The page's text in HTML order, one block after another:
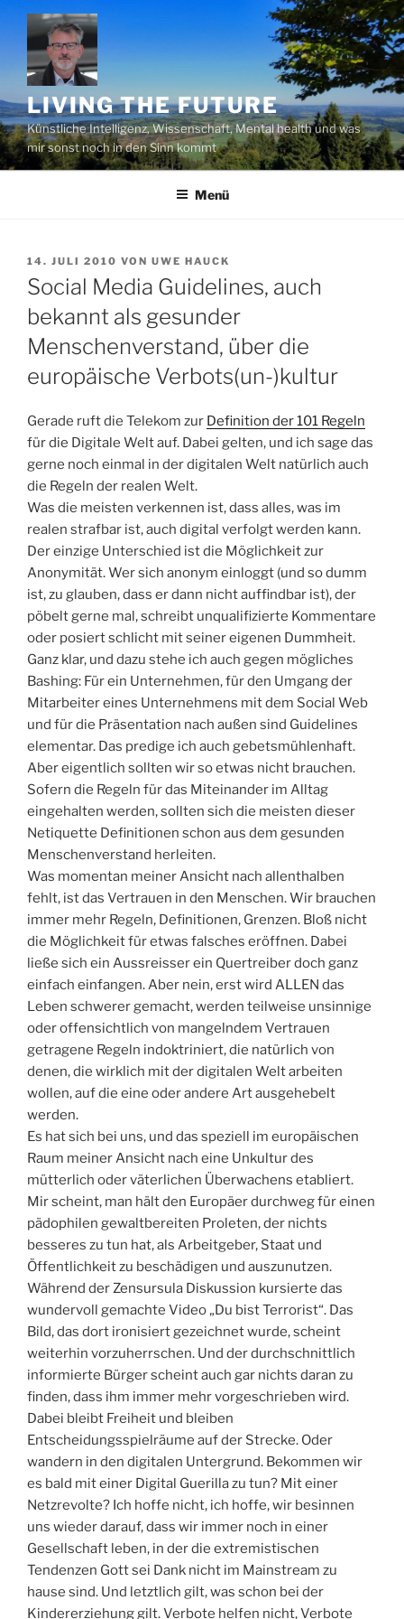
Zum
Inhalt
springen
LIVING THE FUTURE
Künstliche Intelligenz, Wissenschaft, Mental health und was
mir sonst noch in den Sinn kommt
Menü
VERÖFFENTLICHT
AM
14. JULI 2010 VON UWE HAUCK
Social Media Guidelines, auch
bekannt als gesunder
Menschenverstand, über die
europäische Verbots(un-)kultur
Gerade ruft die Telekom zur Definition der 101 Regeln
für die Digitale Welt auf. Dabei gelten, und ich sage das
gerne noch einmal in der digitalen Welt natürlich auch
die Regeln der realen Welt.
Was die meisten verkennen ist, dass alles, was im
realen strafbar ist, auch digital verfolgt werden kann.
Der einzige Unterschied ist die Möglichkeit zur
Anonymität. Wer sich anonym einloggt (und so dumm
ist, zu glauben, dass er dann nicht auffindbar ist), der
pöbelt gerne mal, schreibt unqualifizierte Kommentare
oder posiert schlicht mit seiner eigenen Dummheit.
Ganz klar, und dazu stehe ich auch gegen mögliches
Bashing: Für ein Unternehmen, für den Umgang der
Mitarbeiter eines Unternehmens mit dem Social Web
und für die Präsentation nach außen sind Guidelines
elementar. Das predige ich auch gebetsmühlenhaft.
Aber eigentlich sollten wir so etwas nicht brauchen.
Sofern die Regeln für das Miteinander im Alltag
eingehalten werden, sollten sich die meisten dieser
Netiquette Definitionen schon aus dem gesunden
Menschenverstand herleiten.
Was momentan meiner Ansicht nach allenthalben
fehlt, ist das Vertrauen in den Menschen. Wir brauchen
immer mehr Regeln, Definitionen, Grenzen. Bloß nicht
die Möglichkeit für etwas falsches eröffnen. Dabei
ließe sich ein Aussreisser ein Quertreiber doch ganz
einfach einfangen. Aber nein, erst wird ALLEN das
Leben schwerer gemacht, werden teilweise unsinnige
oder offensichtlich von mangelndem Vertrauen
getragene Regeln indoktriniert, die natürlich von
denen, die wirklich mit der digitalen Welt arbeiten
wollen, auf die eine oder andere Art ausgehebelt
werden.
Es hat sich bei uns, und das speziell im europäischen
Raum meiner Ansicht nach eine Unkultur des
mütterlich oder väterlichen Überwachens etabliert.
Mir scheint, man hält den Europäer durchweg für einen
pädophilen gewaltbereiten Proleten, der nichts
besseres zu tun hat, als Arbeitgeber, Staat und
Öffentlichkeit zu beschädigen und auszunutzen.
Während der Zensursula Diskussion kursierte das
wundervoll gemachte Video „Du bist Terrorist“. Das
Bild, das dort ironisiert gezeichnet wurde, scheint
weiterhin vorzuherrschen. Und der durchschnittlich
informierte Bürger scheint auch gar nichts daran zu
finden, dass ihm immer mehr vorgeschrieben wird.
Dabei bleibt Freiheit und bleiben
Entscheidungsspielräume auf der Strecke. Oder
wandern in den digitalen Untergrund. Bekommen wir
es bald mit einer Digital Guerilla zu tun? Mit einer
Netzrevolte? Ich hoffe nicht, ich hoffe, wir besinnen
uns wieder darauf, dass wir immer noch in einer
Gesellschaft leben, in der die extremistischen
Tendenzen Gott sei Dank nicht im Mainstream zu
hause sind. Und letztlich gilt, was schon bei der
Kindererziehung gilt. Verbote helfen nicht, Verbote